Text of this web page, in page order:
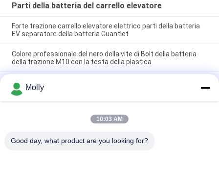
Parti della batteria del carrello elevatore
Forte trazione carrello elevatore elettrico parti della batteria
EV separatore della batteria Guantlet
Colore professionale del nero della vite di Bolt della batteria
della trazione M10 con la testa della plastica
Parti della batteria del carrello elevatore di dimensione m.,
lunghezza 67mm pp materiali del galleggiante della spina dello
sfiato della batteria
Categorie popolari
Molly
10:03 AM
Good day, what product are you looking for?